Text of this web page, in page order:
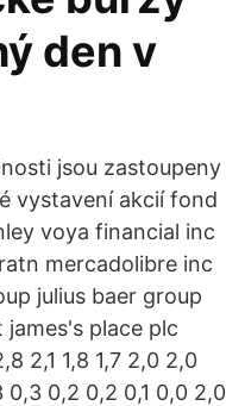
den v
jsou zastoupeny
vystavení akcií fond
voya financial inc
mercadolibre inc
julius baer group
place plc
2,1 1,8 1,7 2,0 2,0
0,3 0,2 0,2 0,1 0,0 2,0